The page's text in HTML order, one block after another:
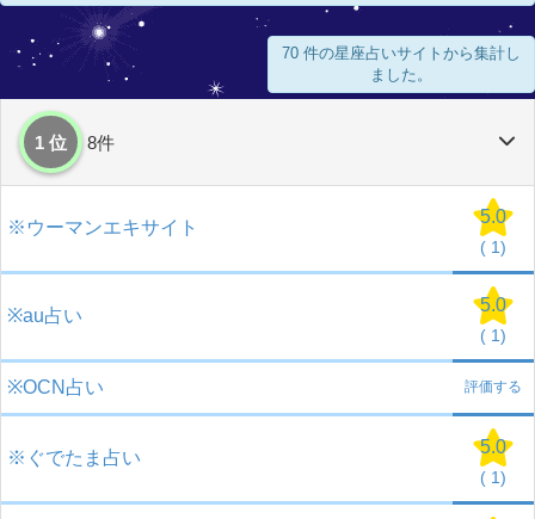
70 件の星座占いサイトから集計し
ました。
1 位 8件
※ウーマンエキサイト
5.0
( 1)
※au占い
5.0
( 1)
※OCN占い 評価する
※ぐでたま占い
5.0
( 1)